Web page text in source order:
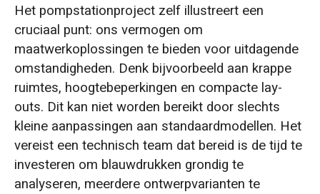
Het pompstationproject zelf illustreert een
cruciaal punt: ons vermogen om
maatwerkoplossingen te bieden voor uitdagende
omstandigheden. Denk bijvoorbeeld aan krappe
ruimtes, hoogtebeperkingen en compacte lay-
outs. Dit kan niet worden bereikt door slechts
kleine aanpassingen aan standaardmodellen. Het
vereist een technisch team dat bereid is de tijd te
investeren om blauwdrukken grondig te
analyseren, meerdere ontwerpvarianten te